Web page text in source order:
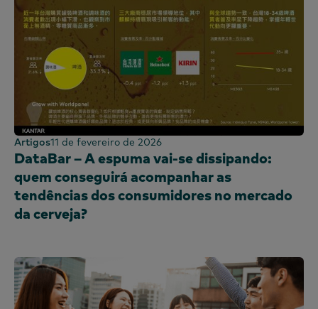
Artigos11 de fevereiro de 2026
DataBar – A espuma vai-se dissipando:
quem conseguirá acompanhar as
tendências dos consumidores no mercado
da cerveja?